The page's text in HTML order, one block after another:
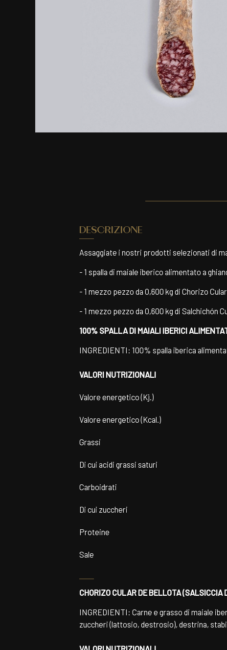
DESCRIZIONE
Assaggiate i nostri prodotti selezionati di
- 1 spalla di maiale iberico alimentato a
- 1 mezzo pezzo da 0,600 kg di Chorizo
- 1 mezzo pezzo da 0,600 kg di Salchichón
100% SPALLA DI MAIALI IBERICI
INGREDIENTI: 100% spalla iberica
VALORI NUTRIZIONALI
Valore energetico (Kj.)
Valore energetico (Kcal.)
Grassi
Di cui acidi grassi saturi
Carboidrati
Di cui zuccheri
Proteine
Sale
CHORIZO CULAR DE BELLOTA (SALSICCIA
INGREDIENTI: Carne e grasso di maiale
zuccheri (lattosio, destrosio), destrina,